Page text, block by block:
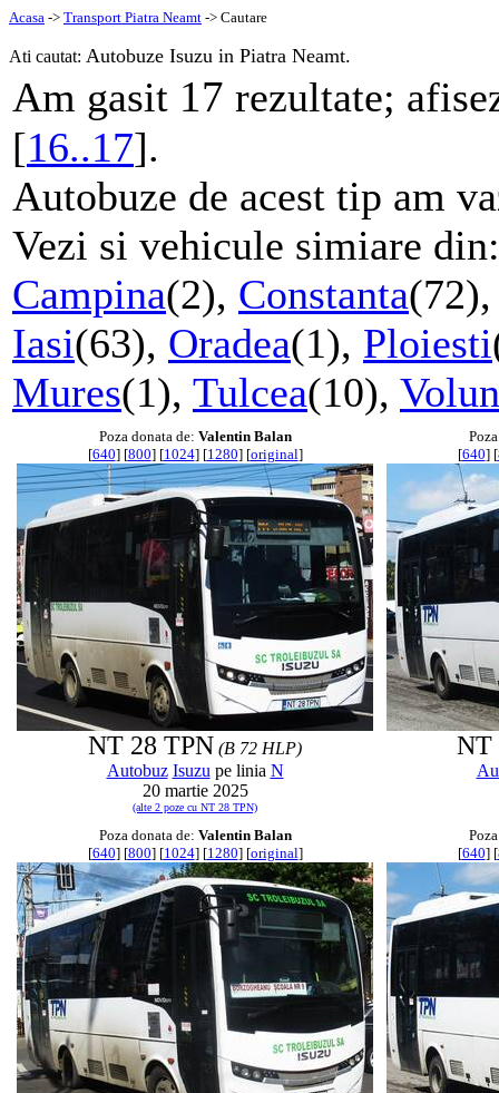
Acasa -> Transport Piatra Neamt -> Cautare
Ati cautat: Autobuze Isuzu in Piatra Neamt.
Am gasit 17 rezultate;
[16..17].
Autobuze de acest tip am
Vezi si vehicule simiare
Campina(2), Constanta
Iasi(63), Oradea(1), Ploiesti
Mures(1), Tulcea(10),
Poza donata de: Valentin Balan
[640] [800] [1024] [1280] [original]
NT 28 TPN (B 72 HLP)
Autobuz Isuzu pe linia N
20 martie 2025
(alte 2 poze cu NT 28 TPN)
[640] [
NT
Poza donata de: Valentin Balan
[640] [800] [1024] [1280] [original]
[640] [